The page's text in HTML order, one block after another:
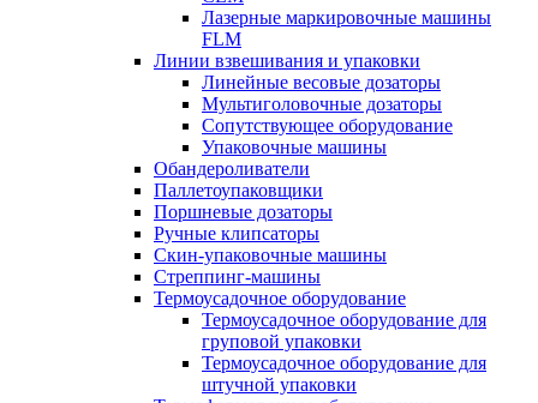
Лазерные маркировочные машины
FLM
Линии взвешивания и упаковки
Линейные весовые дозаторы
Мультиголовочные дозаторы
Сопутствующее оборудование
Упаковочные машины
Обандероливатели
Паллетоупаковщики
Поршневые дозаторы
Ручные клипсаторы
Скин-упаковочные машины
Стреппинг-машины
Термоусадочное оборудование
Термоусадочное оборудование для
груповой упаковки
Термоусадочное оборудование для
штучной упаковки